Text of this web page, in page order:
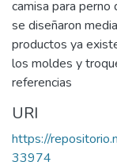
camisa para
se diseñaron
productos ya
los moldes y
referencias
URI
https://
33974